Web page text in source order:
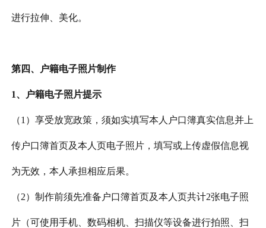
进行拉伸、美化。
第四、户籍电子照片制作
1、户籍电子照片提示
（1）享受放宽政策，须如实填写本人户口簿真实信息并上
传户口簿首页及本人页电子照片，填写或上传虚假信息视
为无效，本人承担相应后果。
（2）制作前须先准备户口簿首页及本人页共计2张电子照
片（可使用手机、数码相机、扫描仪等设备进行拍照、扫